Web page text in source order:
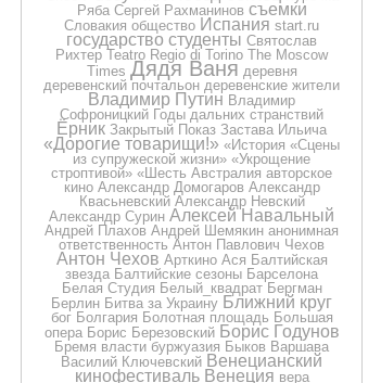
Ряба Сергей Рахманинов съемки
Словакия общество Испания start.ru
государство студенты Святослав
Рихтер Teatro Regio di Torino The Moscow
Times Дядя Ваня деревня
деревенский почтальон деревенские жители
Владимир Путин Владимир
Софроницкий Годы дальних странствий
Ёрник Закрытый Показ Застава Ильича
«Дорогие товарищи!» «История «Сцены
из супружеской жизни» «Укрощение
строптивой» «Шесть Австралия авторское
кино Александр Домогаров Александр
Квасьневский Александр Невский
Александр Сурин Алексей Навальный
Андрей Плахов Андрей Шемякин анонимная
ответственность Антон Павлович Чехов
Антон Чехов Арткино Ася Балтийская
звезда Балтийские сезоны Барселона
Белая Студия Белый_квадрат Бергман
Берлин Битва за Украину Ближний круг
бог Болгария Болотная площадь Большая
опера Борис Березовский Борис Годунов
Бремя власти буржуазия Быков Варшава
Василий Ключевский Венецианский
кинофестиваль Венеция вера